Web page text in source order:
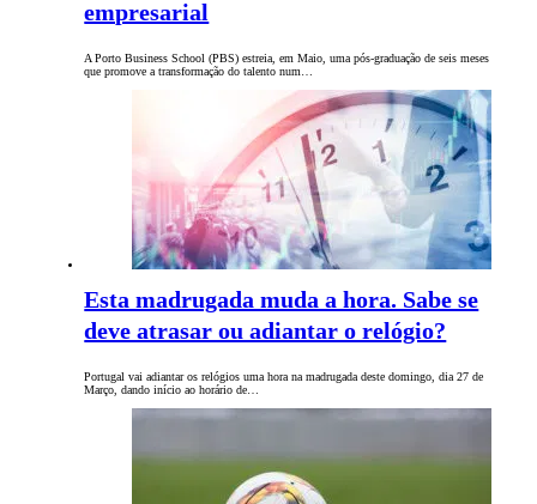
empresarial
A Porto Business School (PBS) estreia, em Maio, uma pós-graduação de seis meses
que promove a transformação do talento num…
Esta madrugada muda a hora. Sabe se
deve atrasar ou adiantar o relógio?
Portugal vai adiantar os relógios uma hora na madrugada deste domingo, dia 27 de
Março, dando início ao horário de…